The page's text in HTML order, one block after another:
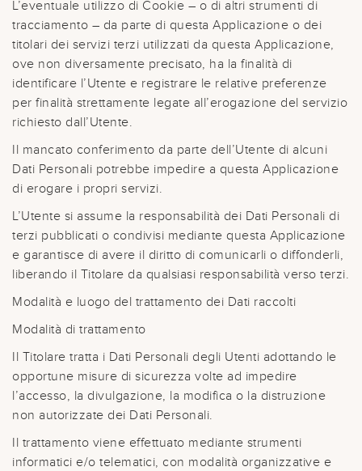
L’eventuale utilizzo di Cookie – o di altri strumenti di
tracciamento – da parte di questa Applicazione o dei
titolari dei servizi terzi utilizzati da questa Applicazione,
ove non diversamente precisato, ha la finalità di
identificare l’Utente e registrare le relative preferenze
per finalità strettamente legate all’erogazione del servizio
richiesto dall’Utente.
Il mancato conferimento da parte dell’Utente di alcuni
Dati Personali potrebbe impedire a questa Applicazione
di erogare i propri servizi.
L’Utente si assume la responsabilità dei Dati Personali di
terzi pubblicati o condivisi mediante questa Applicazione
e garantisce di avere il diritto di comunicarli o diffonderli,
liberando il Titolare da qualsiasi responsabilità verso terzi.
Modalità e luogo del trattamento dei Dati raccolti
Modalità di trattamento
Il Titolare tratta i Dati Personali degli Utenti adottando le
opportune misure di sicurezza volte ad impedire
l’accesso, la divulgazione, la modifica o la distruzione
non autorizzate dei Dati Personali.
Il trattamento viene effettuato mediante strumenti
informatici e/o telematici, con modalità organizzative e